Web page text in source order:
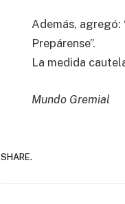
Además, agregó:
Prepárense”.
La medida
Mundo Gremial
SHARE.